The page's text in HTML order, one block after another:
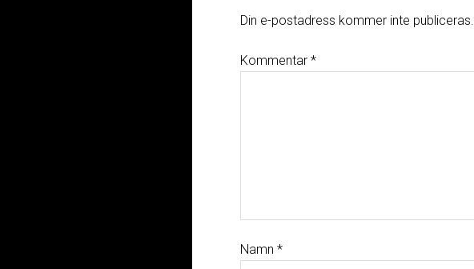
Din e-postadress kommer inte publiceras.
Kommentar *
Namn *